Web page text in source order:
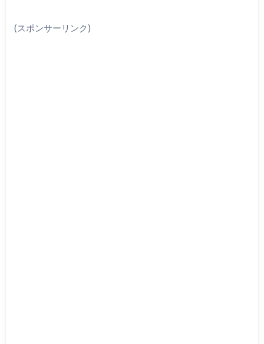
(スポンサーリンク)